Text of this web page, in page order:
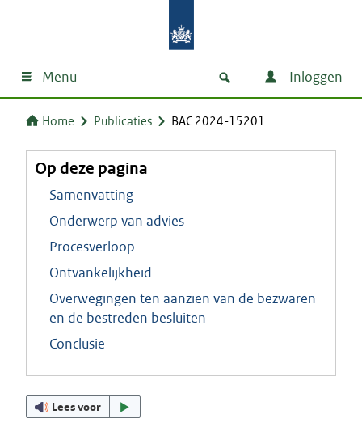
Menu Inloggen
Home Publicaties BAC 2024-15201
Op deze pagina
Samenvatting
Onderwerp van advies
Procesverloop
Ontvankelijkheid
Overwegingen ten aanzien van de bezwaren
en de bestreden besluiten
Conclusie
Lees voor